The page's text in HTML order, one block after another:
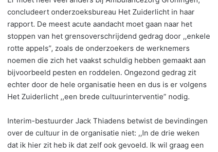
concludeert onderzoeksbureau Het Zuiderlicht in haar
rapport. De meest acute aandacht moet gaan naar het
stoppen van het grensoverschrijdend gedrag door ,,enkele
rotte appels”, zoals de onderzoekers de werknemers
noemen die zich het vaakst schuldig hebben gemaakt aan
bijvoorbeeld pesten en roddelen. Ongezond gedrag zit
echter door de hele organisatie heen en dus is er volgens
Het Zuiderlicht ,,een brede cultuurinterventie” nodig.
Interim-bestuurder Jack Thiadens betwist de bevindingen
over de cultuur in de organisatie niet: ,,In de drie weken
dat ik hier zit heb ik dat zelf ook gevoeld. Ik wil graag een